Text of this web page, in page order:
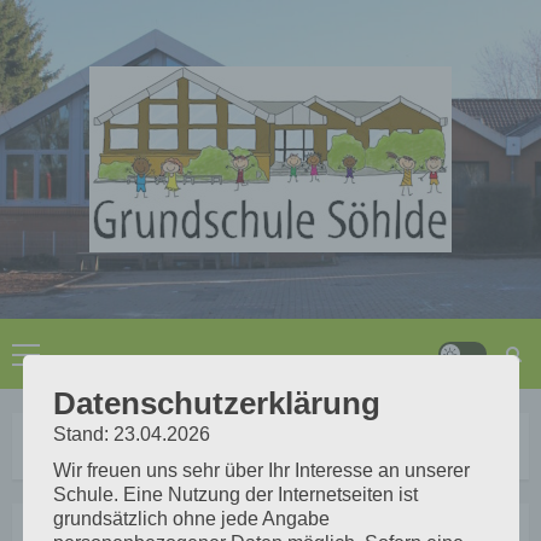
Zum
Inhalt
springen
Primäres
Menü
Start C wie
Datenschutzerklärung
Stand: 23.04.2026
Wir freuen uns sehr über Ihr Interesse an unserer
Schule. Eine Nutzung der Internetseiten ist
grundsätzlich ohne jede Angabe